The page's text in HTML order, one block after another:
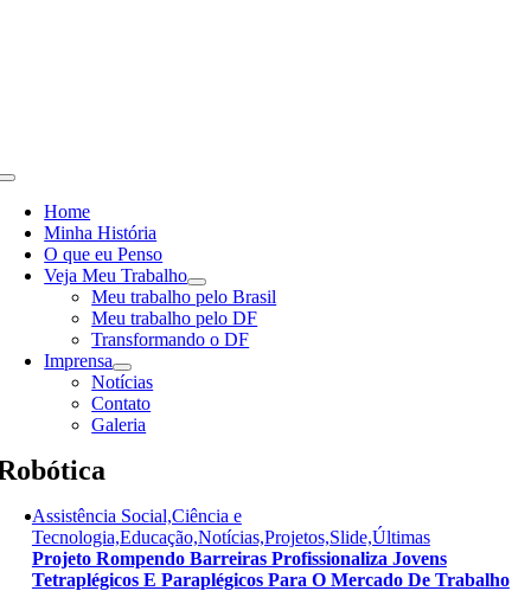
Toggle
NavigationHome
Minha História
O que eu Penso
Veja Meu Trabalho
Meu trabalho pelo Brasil
Meu trabalho pelo DF
Transformando o DF
Imprensa
Notícias
Contato
Galeria
Assistência Social,Ciência e
Tecnologia,Educação,Notícias,Projetos,Slide,Últimas
Projeto Rompendo Barreiras Profissionaliza Jovens
Tetraplégicos E Paraplégicos Para O Mercado De Trabalho